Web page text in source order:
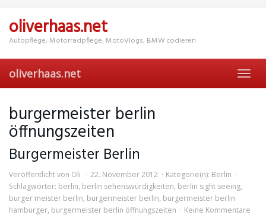
main
content
oliverhaas.net
Autopflege, Motorradpflege, MotoVlogs, BMW codieren
oliverhaas.net
burgermeister berlin
öffnungszeiten
Burgermeister Berlin
Veröffentlicht von Oli 22. November 2012 Kategorie(n): Berlin
Schlagwörter: berlin, berlin sehenswürdigkeiten, berlin sight seeing,
burger meister berlin, burgermeister berlin, burgermeister berlin
hamburger, burgermeister berlin öffnungszeiten Keine Kommentare